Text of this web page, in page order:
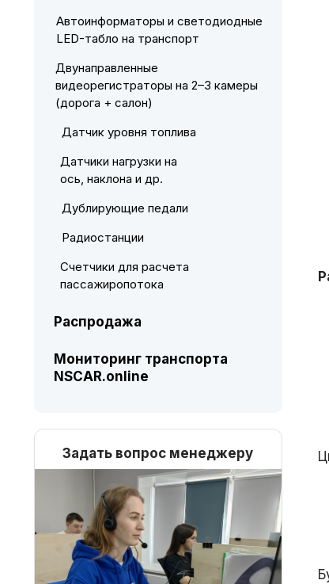
Автоинформаторы и светодиодные
LED-табло на транспорт
Двунаправленные
видеорегистраторы на 2–3 камеры
(дорога + салон)
Датчик уровня топлива
Датчики нагрузки на
ось, наклона и др.
Дублирующие педали
Радиостанции
Счетчики для расчета
пассажиропотока
Распродажа
Мониторинг транспорта
NSCAR.online
Задать вопрос менеджеру